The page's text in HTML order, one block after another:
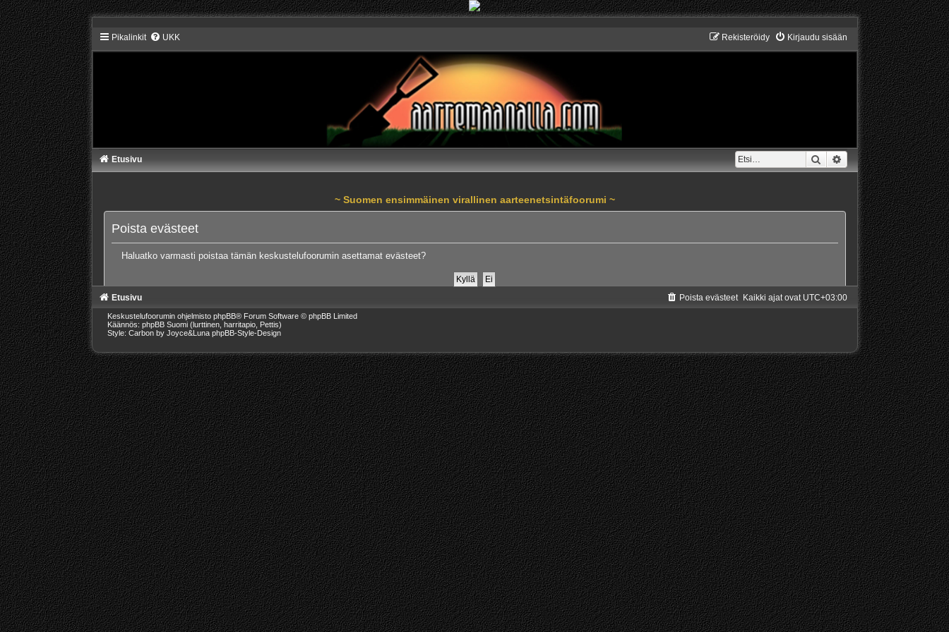
Pikalinkit UKK Kirjaudu sisään
Rekisteröidy
Etsi Tarkennettu haku
Etusivu
~ Suomen ensimmäinen virallinen aarteenetsintäfoorumi ~
Poista evästeet
Haluatko varmasti poistaa tämän keskustelufoorumin asettamat evästeet?
Etusivu Kaikki ajat ovat UTC+03:00
Poista evästeet
Keskustelufoorumin ohjelmisto phpBB® Forum Software © phpBB Limited
Käännös: phpBB Suomi (lurttinen, harritapio, Pettis)
Style: Carbon by Joyce&Luna phpBB-Style-Design